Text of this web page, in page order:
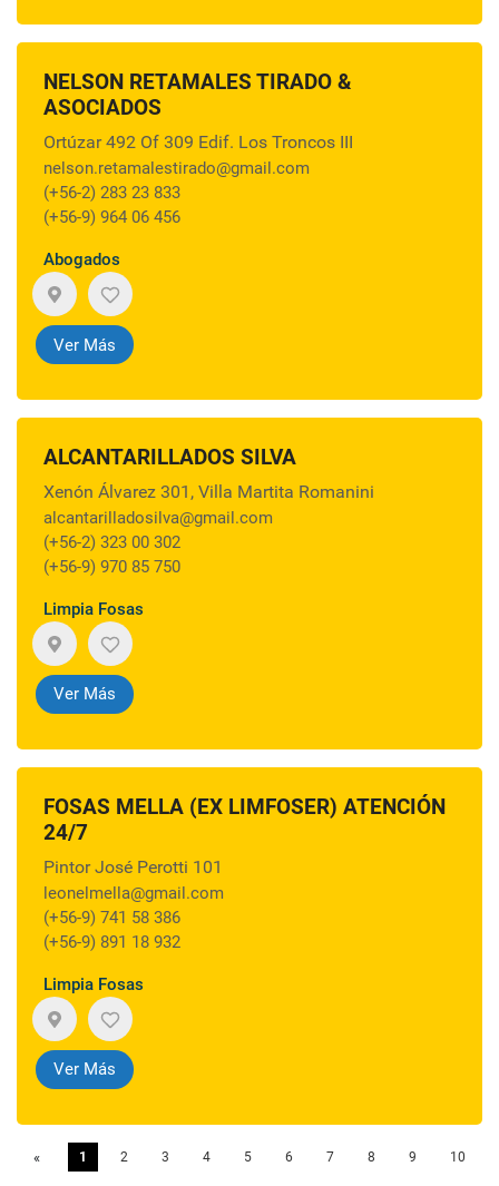
NELSON RETAMALES TIRADO &
ASOCIADOS
Ortúzar 492 Of 309 Edif. Los Troncos III
nelson.retamalestirado@gmail.com
(+56-2) 283 23 833
(+56-9) 964 06 456
Abogados
Ver Más
ALCANTARILLADOS SILVA
Xenón Álvarez 301, Villa Martita Romanini
alcantarilladosilva@gmail.com
(+56-2) 323 00 302
(+56-9) 970 85 750
Limpia Fosas
Ver Más
FOSAS MELLA (EX LIMFOSER) ATENCIÓN
24/7
Pintor José Perotti 101
leonelmella@gmail.com
(+56-9) 741 58 386
(+56-9) 891 18 932
Limpia Fosas
Ver Más
« Previous
1 2 3 4 5 6 7 8 9 10